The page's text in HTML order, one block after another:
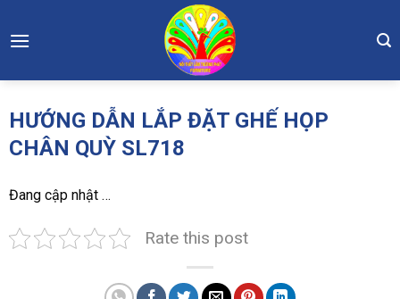
to
HƯỚNG DẪN LẮP ĐẶT GHẾ HỌP
CHÂN QUỲ SL718
Đang cập nhật …
Rate this post